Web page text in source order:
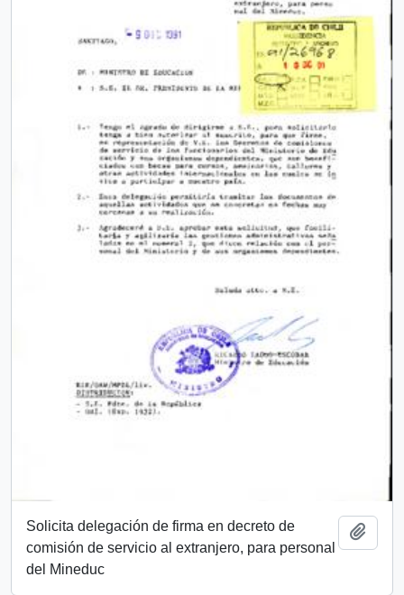
Solicita delegación de firma en decreto de
comisión de servicio al extranjero, para personal
del Mineduc